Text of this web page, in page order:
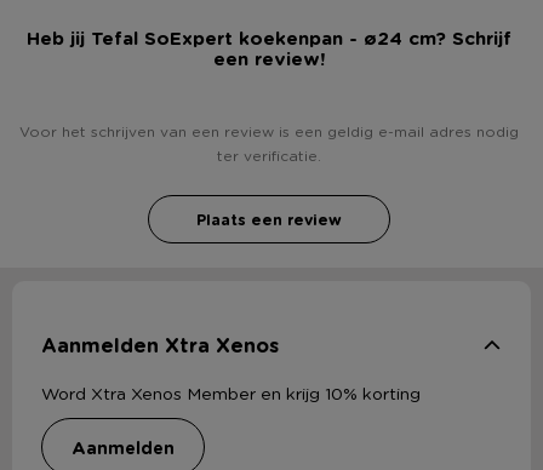
Heb jij Tefal SoExpert koekenpan - ø24 cm? Schrijf
een review!
Voor het schrijven van een review is een geldig e-mail adres nodig
ter verificatie.
Plaats een review
Aanmelden Xtra Xenos
Word Xtra Xenos Member en krijg 10% korting
aanmelden